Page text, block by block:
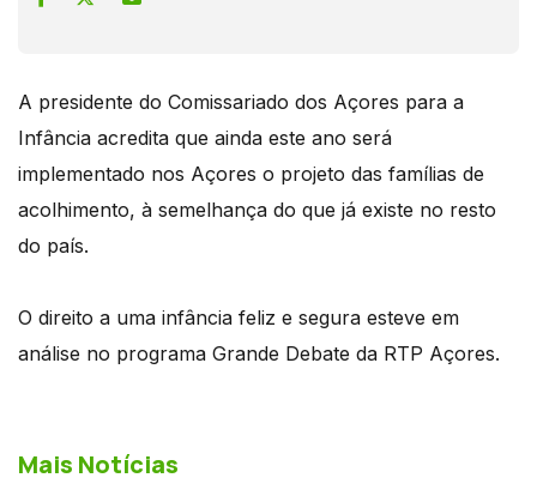
A presidente do Comissariado dos Açores para a
Infância acredita que ainda este ano será
implementado nos Açores o projeto das famílias de
acolhimento, à semelhança do que já existe no resto
do país.
O direito a uma infância feliz e segura esteve em
análise no programa Grande Debate da RTP Açores.
Mais Notícias